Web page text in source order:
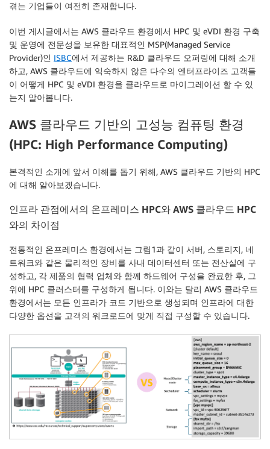
겪는 기업들이 여전히 존재합니다.
이번 게시글에서는 AWS 클라우드 환경에서 HPC 및 eVDI 환경 구축
및 운영에 전문성을 보유한 대표적인 MSP(Managed Service
Provider)인 ISBC에서 제공하는 R&D 클라우드 오퍼링에 대해 소개
하고, AWS 클라우드에 익숙하지 않은 다수의 엔터프라이즈 고객들
이 어떻게 HPC 및 eVDI 환경을 클라우드로 마이그레이션 할 수 있
는지 알아봅니다.
AWS 클라우드 기반의 고성능 컴퓨팅 환경
(HPC: High Performance Computing)
본격적인 소개에 앞서 이해를 돕기 위해, AWS 클라우드 기반의 HPC
에 대해 알아보겠습니다.
인프라 관점에서의 온프레미스 HPC와 AWS 클라우드 HPC
와의 차이점
전통적인 온프레미스 환경에서는 그림1과 같이 서버, 스토리지, 네
트워크와 같은 물리적인 장비를 사내 데이터센터 또는 전산실에 구
성하고, 각 제품의 협력 업체와 함께 하드웨어 구성을 완료한 후, 그
위에 HPC 클러스터를 구성하게 됩니다. 이와는 달리 AWS 클라우드
환경에서는 모든 인프라가 코드 기반으로 생성되며 인프라에 대한
다양한 옵션을 고객의 워크로드에 맞게 직접 구성할 수 있습니다.